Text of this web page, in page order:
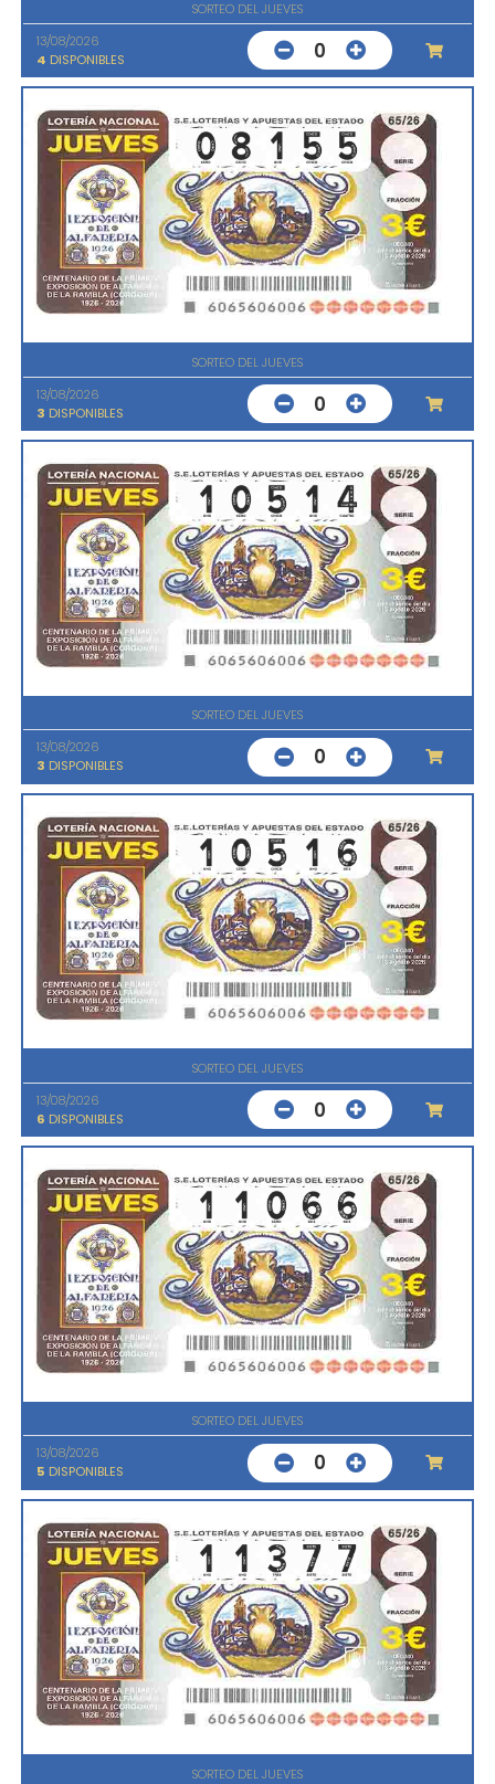
SORTEO DEL JUEVES
13/08/2026
4 DISPONIBLES 0
SORTEO DEL JUEVES
13/08/2026
3 DISPONIBLES 0
SORTEO DEL JUEVES
13/08/2026
3 DISPONIBLES 0
SORTEO DEL JUEVES
13/08/2026
6 DISPONIBLES 0
SORTEO DEL JUEVES
13/08/2026
5 DISPONIBLES 0
SORTEO DEL JUEVES